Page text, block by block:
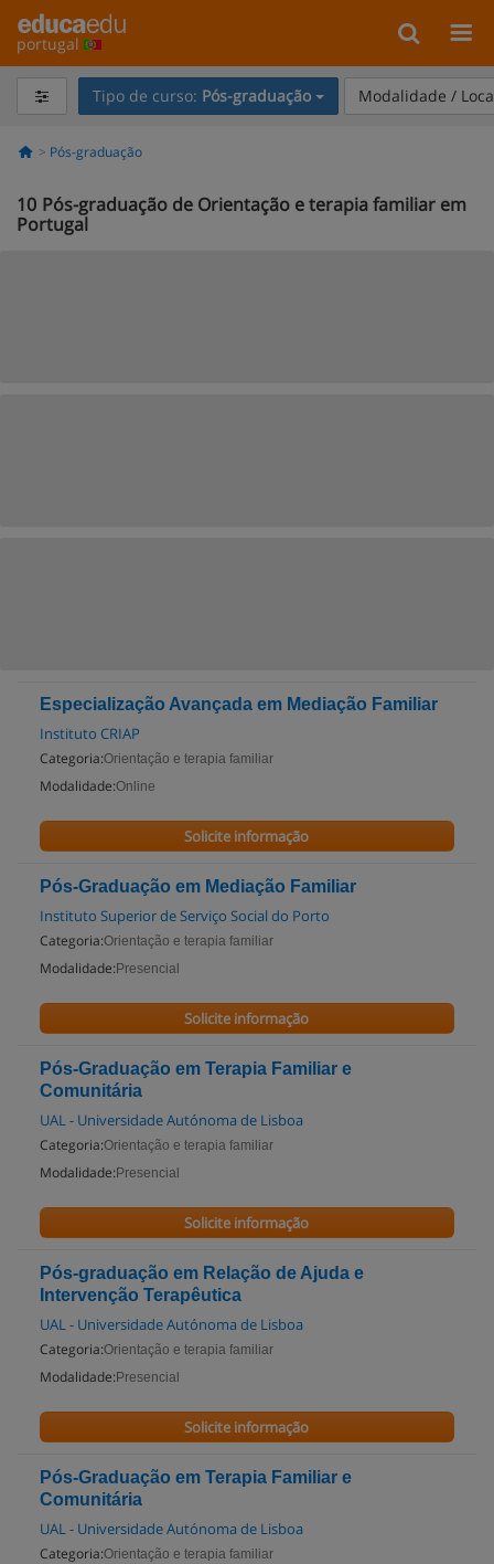
portugal
Tipo de curso: Pós-graduação Modalidade /
Pós-graduação
10 Pós-graduação de Orientação e terapia familiar em
Portugal
Especialização Avançada em Mediação Familiar
Instituto CRIAP
Categoria:Orientação e terapia familiar
Modalidade:Online
Solicite informação
Pós-Graduação em Mediação Familiar
Instituto Superior de Serviço Social do Porto
Categoria:Orientação e terapia familiar
Modalidade: Presencial
Solicite informação
Pós-Graduação em Terapia Familiar e
Comunitária
UAL - Universidade Autónoma de Lisboa
Categoria:Orientação e terapia familiar
Modalidade: Presencial
Solicite informação
Pós-graduação em Relação de Ajuda e
Intervenção Terapêutica
UAL - Universidade Autónoma de Lisboa
Categoria:Orientação e terapia familiar
Modalidade: Presencial
Solicite informação
Pós-Graduação em Terapia Familiar e
Comunitária
UAL - Universidade Autónoma de Lisboa
Categoria:Orientação e terapia familiar